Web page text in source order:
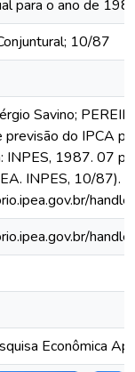
para o ano de
10/87
Savino;
previsão do IPCA
INPES, 1987. 07 p.
INPES, 10/87).
Econômica